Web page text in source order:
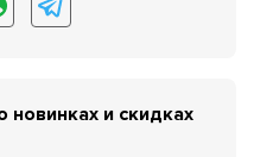
и скидках